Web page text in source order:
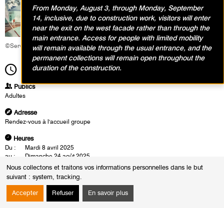
Nous collectons et traitons vos informations personnelles dans le but
suivant : system, tracking.
Accepter Refuser En savoir plus
©Service éducatif et culturel
14h00Durée1h30
Publics
Adultes
Adresse
Rendez-vous à l'accueil groupe
Heures
Du :
Mardi 8 avril 2025
au :
Dimanche 24 août 2025
Les :
mardis de 14h30 à 16h00
jeudis de 19h00 à 20h30
samedis de 14h00 à 15h30
Sauf :
Mardi 13 mai 2025 de 14h30 à 16h00
From Monday, August 3, through Monday, September
14, inclusive, due to construction work, visitors will enter
near the exit on the west facade rather than through the
main entrance. Access for people with limited mobility
will remain available through the usual entrance, and the
permanent collections will remain open throughout the
duration of the construction.